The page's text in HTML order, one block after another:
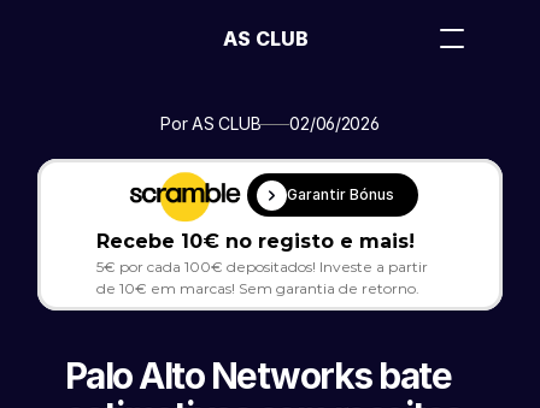
Por AS CLUB 02/06/2026
Garantir Bónus
Recebe 10€ no registo e mais!
5€ por cada 100€ depositados! Investe a partir
de 10€ em marcas! Sem garantia de retorno.
Palo Alto Networks bate
AS CLUB